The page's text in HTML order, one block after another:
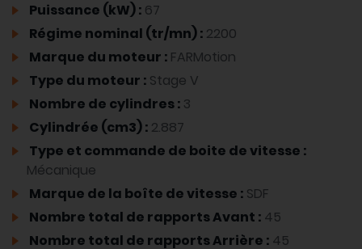
Puissance (kW) : 67
Régime nominal (tr/mn) : 2200
Marque du moteur : FARMotion
Type du moteur : Stage V
Nombre de cylindres : 3
Cylindrée (cm3) : 2.887
Type et commande de boite de vitesse :
Mécanique
Marque de la boîte de vitesse : SDF
Nombre total de rapports Avant : 45
Nombre total de rapports Arrière : 45